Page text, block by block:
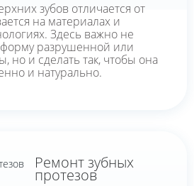
зубов отличается от
на материалах и
Здесь важно не
форму разрушенной или
но и сделать так, чтобы она
и натурально.
Ремонт зубных
протезов